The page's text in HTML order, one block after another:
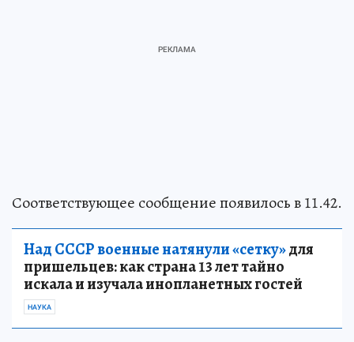
Соответствующее сообщение появилось в 11.42.
Над СССР военные натянули «сетку»для
пришельцев: как страна 13 лет тайно
искала и изучала инопланетных гостей
НАУКА